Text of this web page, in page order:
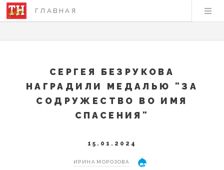
ГЛАВНАЯ
СЕРГЕЯ БЕЗРУКОВА
НАГРАДИЛИ МЕДАЛЬЮ "ЗА
СОДРУЖЕСТВО ВО ИМЯ
СПАСЕНИЯ"
15.01.2024
ИРИНА МОРОЗОВА